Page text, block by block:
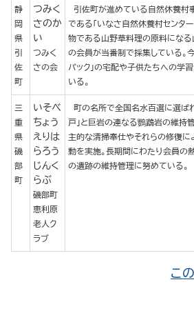
静
岡
県
引
佐
町
つみく
さのか
い
つみく
さの会
引佐町が進めている自然休養村
である「いなさ自然休養村センター
物である山野草料理の原料にな
の会員が当番制で採集している。
パック」の宅配や子供たちへの学
いる。
三
重
県
磯
部
町
いそべ
ちょう
えりは
らろう
じんく
らぶ
磯部町
恵利原
老人ク
ラブ
町の名所で全国名水百選に選ば
戸」と巨岩の連なる鸚鵡岩の維持
主的な清掃奉仕やそれらの修復に
動を実施。長期間にわたり会員の
の遺跡の維持管理に努めている。
こ